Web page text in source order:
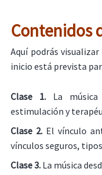
Contenidos
Aquí podrás
inicio está prevista
Clase 1. La
estimulación y
Clase 2. El vínculo
vínculos seguros,
Clase 3. La música